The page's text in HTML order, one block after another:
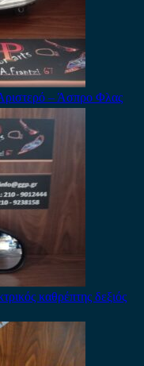
– Άσπρο Φλας
καθρέπτης δεξιός